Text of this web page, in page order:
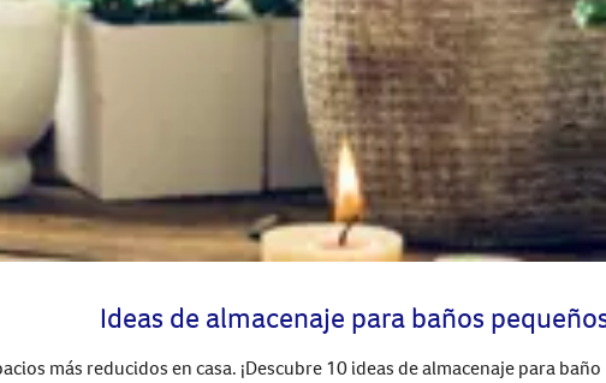
Ideas de almacenaje para baños
más reducidos en casa. ¡Descubre 10 ideas de almacenaje para